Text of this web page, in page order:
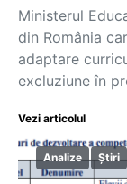
Ministerul
din România
adaptare
excluziune în
Vezi articolul
Analize Știri